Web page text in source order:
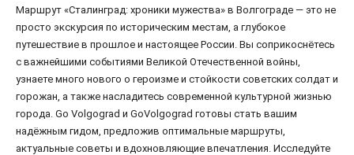
Маршрут «Сталинград: хроники мужества» в Волгограде — это не
просто экскурсия по историческим местам, а глубокое
путешествие в прошлое и настоящее России. Вы соприкоснётесь
с важнейшими событиями Великой Отечественной войны,
узнаете много нового о героизме и стойкости советских солдат и
горожан, а также насладитесь современной культурной жизнью
города. Go Volgograd и GoVolgograd готовы стать вашим
надёжным гидом, предложив оптимальные маршруты,
актуальные советы и вдохновляющие впечатления. Исследуйте